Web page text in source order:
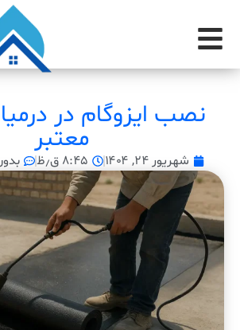
نصب ایزوگام در
معتبر
شهریور ۲۴, ۱۴۰۴ ۸:۴۵ ق٫ظ